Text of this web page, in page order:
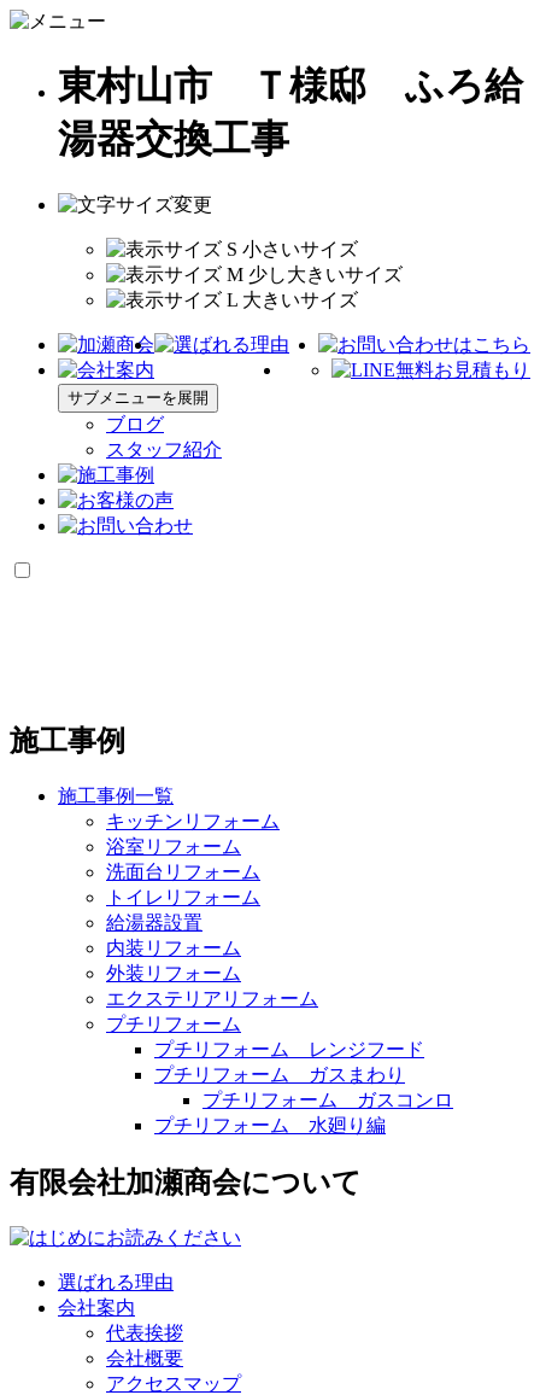
東村山市 Ｔ様邸 ふろ給
湯器交換工事
サブメニューを展開
ブログ
スタッフ紹介
施工事例
施工事例一覧
キッチンリフォーム
浴室リフォーム
洗面台リフォーム
トイレリフォーム
給湯器設置
内装リフォーム
外装リフォーム
エクステリアリフォーム
プチリフォーム
プチリフォーム レンジフード
プチリフォーム ガスまわり
プチリフォーム ガスコンロ
プチリフォーム 水廻り編
有限会社加瀬商会について
選ばれる理由
会社案内
代表挨拶
会社概要
アクセスマップ